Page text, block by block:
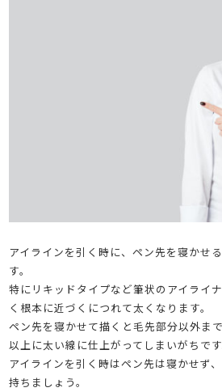
アイラインを引く時に、ペン先を寝かせ
す。
特にリキッドタイプなど筆状のアイライ
く根本に近づくにつれて太くなります。
ペン先を寝かせて描くと毛先部分以外ま
以上に太い線に仕上がってしまいがちです
アイラインを引く時はペン先は寝かせず
持ちましょう。